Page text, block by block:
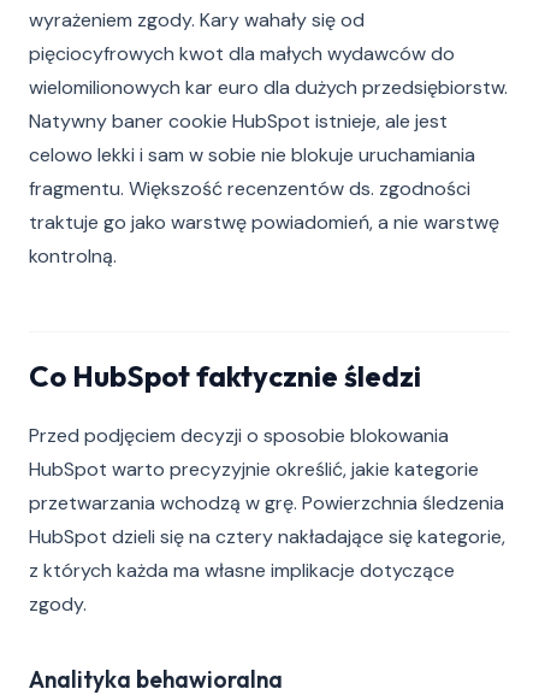
wyrażeniem zgody. Kary wahały się od
pięciocyfrowych kwot dla małych wydawców do
wielomilionowych kar euro dla dużych przedsiębiorstw.
Natywny baner cookie HubSpot istnieje, ale jest
celowo lekki i sam w sobie nie blokuje uruchamiania
fragmentu. Większość recenzentów ds. zgodności
traktuje go jako warstwę powiadomień, a nie warstwę
kontrolną.
Co HubSpot faktycznie śledzi
Przed podjęciem decyzji o sposobie blokowania
HubSpot warto precyzyjnie określić, jakie kategorie
przetwarzania wchodzą w grę. Powierzchnia śledzenia
HubSpot dzieli się na cztery nakładające się kategorie,
z których każda ma własne implikacje dotyczące
zgody.
Analityka behawioralna